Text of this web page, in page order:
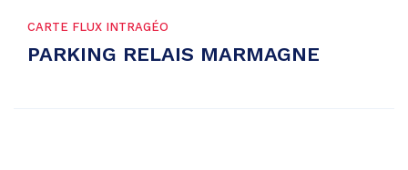
CARTE FLUX INTRAGÉO
PARKING RELAIS MARMAGNE